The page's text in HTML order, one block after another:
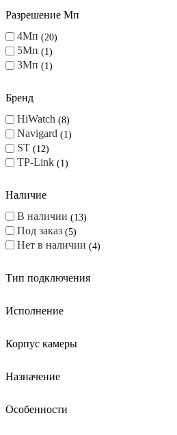
Разрешение Мп
4Мп
20
5Мп 1
3Мп 1
Бренд
HiWatch
8
Navigard 1
ST 12
TP-Link 1
Наличие
В наличии
13
Под заказ 5
Нет в наличии 4
Тип подключения
Исполнение
Корпус камеры
Назначение
Особенности